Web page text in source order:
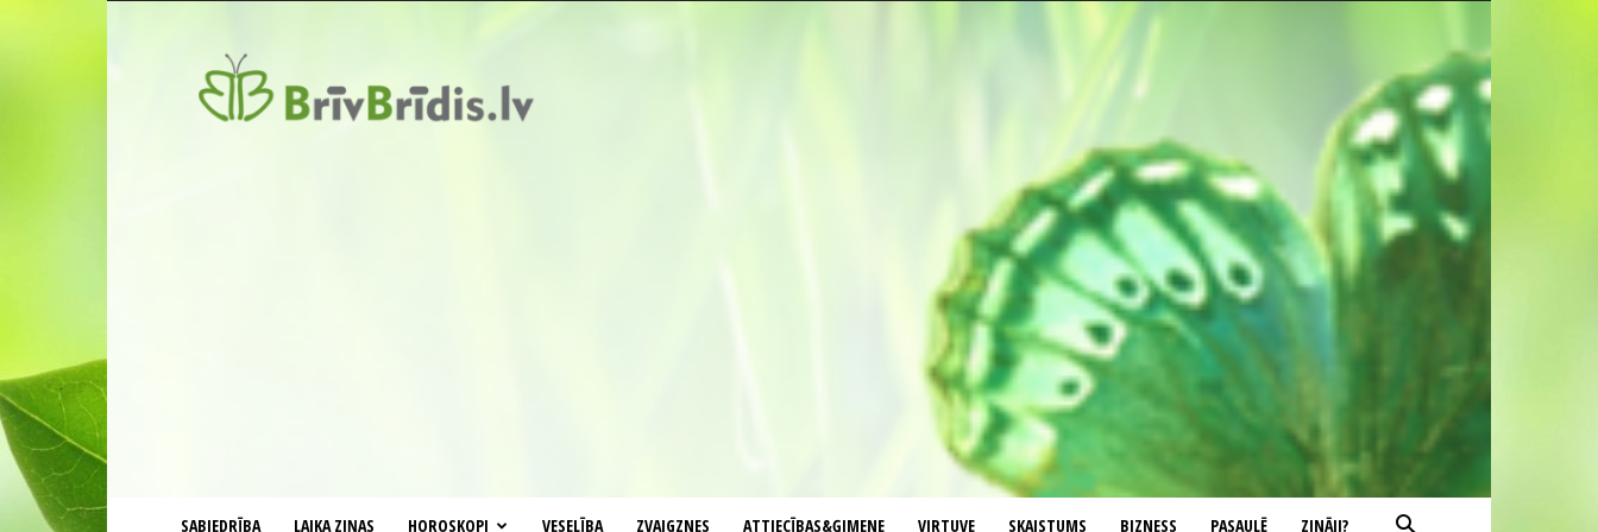
SABIEDRĪBA LAIKA ZIŅAS HOROSKOPI VESELĪBA ZVAIGZNES ATTIECĪBAS&ĢIMENE VIRTUVE SKAISTUMS BIZNESS PASAULĒ ZINĀJI?